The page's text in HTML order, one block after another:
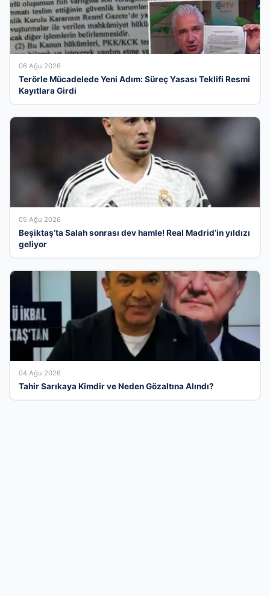
06 Ağu 2026
Terörle Mücadelede Yeni Adım: Süreç Yasası Teklifi Resmi
Kayıtlara Girdi
05 Ağu 2026
Beşiktaş’ta Salah sonrası dev hamle! Real Madrid’in yıldızı
geliyor
04 Ağu 2026
Tahir Sarıkaya Kimdir ve Neden Gözaltına Alındı?